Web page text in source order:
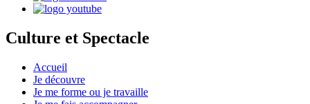
Culture et Spectacle
Accueil
Je découvre
Je me forme ou je travaille